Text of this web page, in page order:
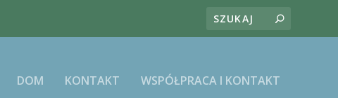
DOM KONTAKT WSPÓŁPRACA I KONTAKT